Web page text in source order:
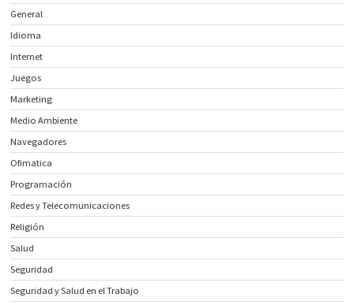
General
Idioma
Internet
Juegos
Marketing
Medio Ambiente
Navegadores
Ofimatica
Programación
Redes y Telecomunicaciones
Religión
Salud
Seguridad
Seguridad y Salud en el Trabajo